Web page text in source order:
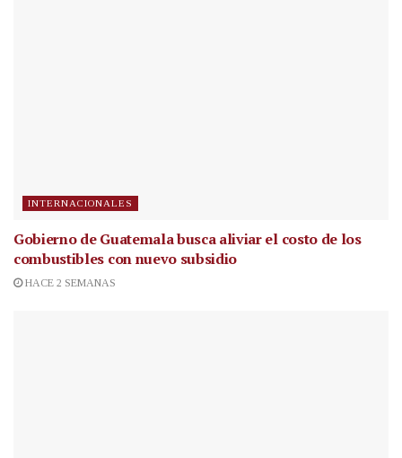
INTERNACIONALES
Gobierno de Guatemala busca aliviar el costo de los
combustibles con nuevo subsidio
HACE 2 SEMANAS